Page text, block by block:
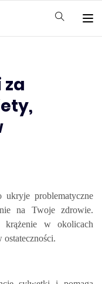
problematyczne
na Twoje zdrowie.
krążenie w okolicach
ostateczności.